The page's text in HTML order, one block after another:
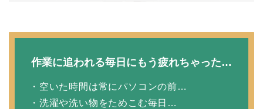
作業に追われる毎日にもう疲れちゃった…
・空いた時間は常にパソコンの前…
・洗濯や洗い物をためこむ毎日…